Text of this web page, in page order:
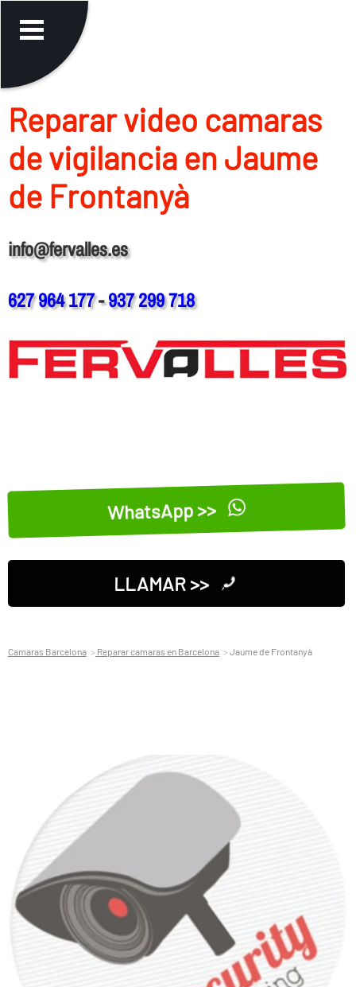
Reparar video camaras
de vigilancia en Jaume
de Frontanyà
info@fervalles.es
627 964 177-937 299 718
WhatsApp >>
LLAMAR >>
Camaras Barcelona Reparar camaras en Barcelona Jaume de Frontanyà